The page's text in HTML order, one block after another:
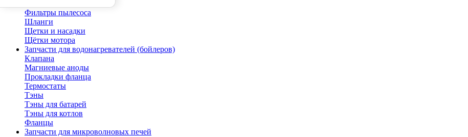
Фильтры пылесоса
Шланги
Щетки и насадки
Щётки мотора
Запчасти для водонагревателей (бойлеров)
Клапана
Магниевые аноды
Прокладки фланца
Термостаты
Тэны
Тэны для батарей
Тэны для котлов
Фланцы
Запчасти для микроволновых печей